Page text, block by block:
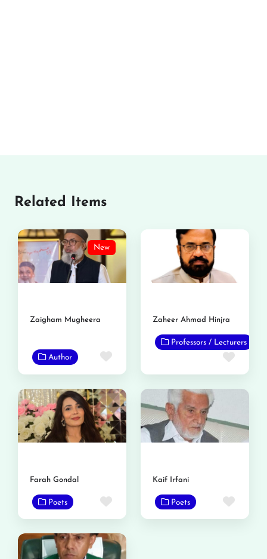
Related Items
New
Zaigham Mugheera
Author Favorite
Zaheer Ahmad Hinjra
Professors / Lecturers
Farah Gondal
Poets Favorite
Kaif Irfani
Poets